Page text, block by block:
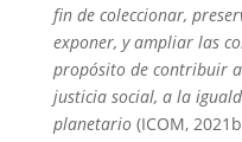
fin de coleccionar,
exponer, y ampliar las
propósito de contribuir
justicia social, a la
planetario (ICOM,